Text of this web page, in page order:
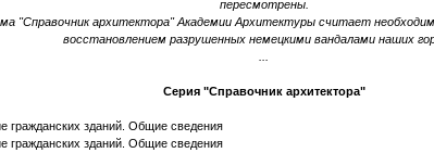
пересмотрены.
"Справочник архитектора" Академии Архитектуры считает
восстановлением разрушенных немецкими вандалами наших
Серия "Справочник архитектора"
гражданских зданий. Общие сведения
гражданских зданий. Общие сведения